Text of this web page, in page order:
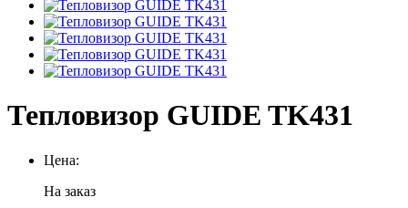
Тепловизор GUIDE TK431
Цена:
На заказ